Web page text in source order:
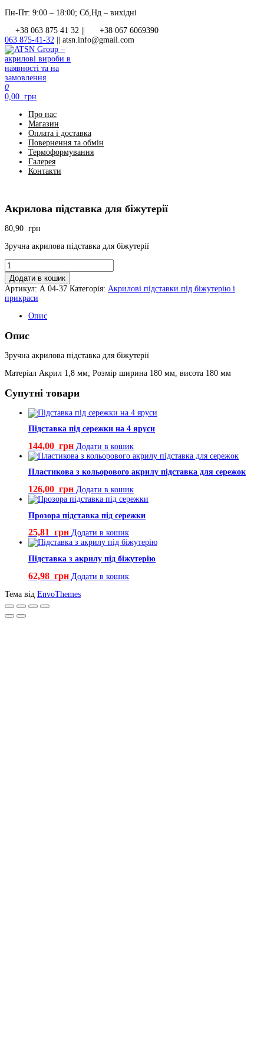
Перейти
контенту
Пн-Пт: 9:00 – 18:00; Сб,Нд – вихідні
+38 063 875 41 32 ||
+38 067 6069390
063 875-41-32
atsn.info@gmail.com
ATSN Group – акрилові вироби в наявності та на замовлення
0
0,00 грн
Про нас
Магазин
Оплата і доставка
Повернення та обмін
Термоформування
Галерея
Контакти
Акрилова підставка для біжутерії
80,90 грн
Зручна акрилова підставка для біжутерії
Акрилова
підставка
для
біжутерії
кількість
Додати в кошик
Артикул: А 04-37 Категорія: Акрилові підставки під біжутерію і
прикраси
Опис
Опис
Зручна акрилова підставка для біжутерії
Матеріал Акрил 1,8 мм; Розмір ширина 180 мм, висота 180 мм
Супутні товари
Підставка під сережки на 4 яруси
144,00 грн Додати в кошик
Пластикова з кольорового акрилу підставка для сережок
126,00 грн Додати в кошик
Прозора підставка під сережки
25,81 грн Додати в кошик
Підставка з акрилу під біжутерію
62,98 грн Додати в кошик
Тема від EnvoThemes